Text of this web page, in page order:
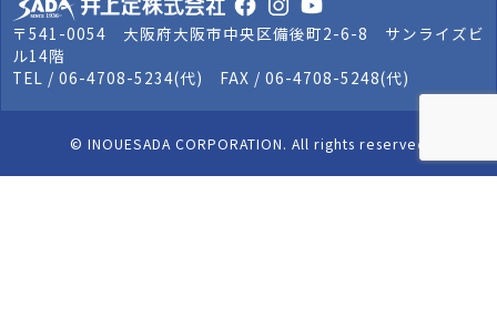
〒541-0054 大阪府大阪市中央区備後町2-6-8 サンライズビ
ル14階
TEL / 06-4708-5234(代) FAX / 06-4708-5248(代)
© INOUESADA CORPORATION. All rights reserved